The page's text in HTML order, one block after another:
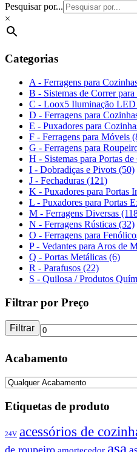
Pesquisar por...
×
Categorias
A - Ferragens para
B - Sistemas de Correr
C - Loox5 Iluminação
D - Ferragens para
E - Puxadores para
F - Ferragens para Móveis
G - Ferragens para
H - Sistemas para Portas
I - Dobradiças e Pivots (50)
J - Fechaduras (121)
K - Puxadores para Portas
L - Puxadores para Portas
M - Ferragens Diversas
N - Ferragens Rústicas (32)
O - Ferragens para
P - Vedantes para Aros de
Q - Portas Metálicas (6)
R - Parafusos (22)
S - Quilosa / Produtos
Filtrar por Preço
Preço
Filtrar
Acabamento
Etiquetas de produto
24V acessórios de
asa